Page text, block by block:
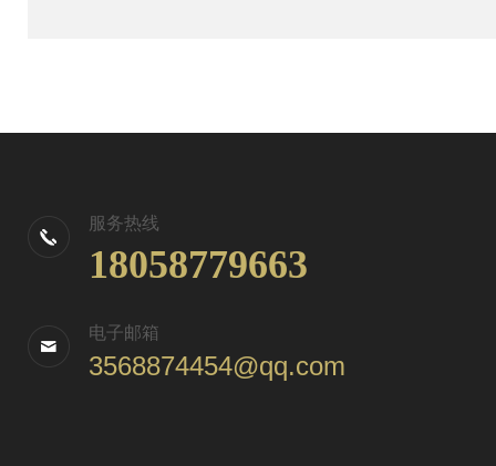
服务热线
18058779663
电子邮箱
3568874454@qq.com